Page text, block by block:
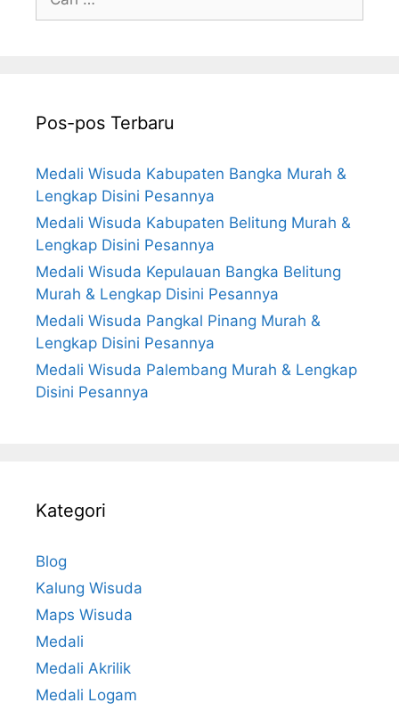
untuk:
Pos-pos Terbaru
Medali Wisuda Kabupaten Bangka Murah &
Lengkap Disini Pesannya
Medali Wisuda Kabupaten Belitung Murah &
Lengkap Disini Pesannya
Medali Wisuda Kepulauan Bangka Belitung
Murah & Lengkap Disini Pesannya
Medali Wisuda Pangkal Pinang Murah &
Lengkap Disini Pesannya
Medali Wisuda Palembang Murah & Lengkap
Disini Pesannya
Kategori
Blog
Kalung Wisuda
Maps Wisuda
Medali
Medali Akrilik
Medali Logam